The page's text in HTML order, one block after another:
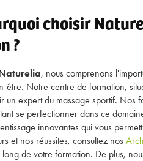
choisir
?
, nous comprenons
être. Notre centre de formation,
un expert du massage sportif. Nos
se perfectionner dans ce
innovantes qui vous
et nos réussites, consultez nos
long de votre formation. De plus,